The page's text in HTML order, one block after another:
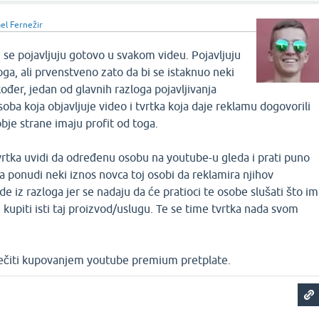
Fernežir
pojavljuju gotovo u svakom videu. Pojavljuju
ali prvenstveno zato da bi se istaknuo neki
jedan od glavnih razloga pojavljivanja
koja objavljuje video i tvrtka koja daje reklamu dogovorili
strane imaju profit od toga.
uvidi da određenu osobu na youtube-u gleda i prati puno
ponudi neki iznos novca toj osobi da reklamira njihov
iz razloga jer se nadaju da će pratioci te osobe slušati što im
isti taj proizvod/uslugu. Te se time tvrtka nada svom
kupovanjem youtube premium pretplate.